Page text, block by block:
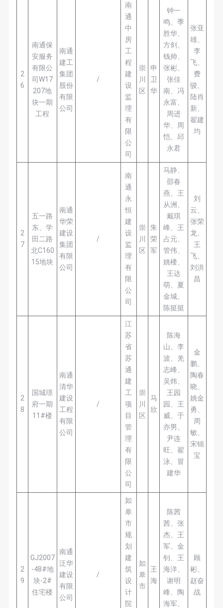
2
6
南通保
安服务
有限公
司W17
207地
块一期
工程
南通
建工
集团
股份
有限
公司
/
南
通
中
房
工
程
建
设
监
理
有
限
公
司
崇
川
区
申
卫
华
钟一
鸣、季
胜华、
方剑、
钱帅、
张彬、
张佳
南、冯
永富、
周进
华、周
恺、邱
永君
张亚
雄、
李
飞、
费
骏、
陆肖
新、
翟建
均
2
7
五一路
东、学
田二路
北C160
15地块
南通
华荣
建设
集团
有限
公司
/
南
通
永
恒
建
设
监
理
有
限
公
司
崇
川
区
朱
荣
军
马静、
邵春
燕、王
从洲、
戴琪
峰、王
占元、
管伟、
姚楼、
王达
萌、夏
金城、
陈挺挺
刘
云、
张荣
龙、
王
飞、
刘洪
昌
2
8
国城璟
府一期
11#楼
南通
清华
建设
工程
有限
公司
/
江
苏
省
苏
通
建
工
项
目
管
理
有
限
公
司
崇
川
区
马
欣
陈海
山、李
波、羌
志峰、
吴炜、
王园
园、王
威、于
亦男、
尹连
旺、翟
泳、冒
建华
金
鹏、
陶春
晓、
姚金
勇、
周
敏、
宋锦
宝
2
9
GJ2007
-48#地
块-2#
住宅楼
南通
泛华
建设
有限
公司
/
如
皋
市
规
划
建
筑
设
计
院
如
皋
市
王
海
陈茜
茜、张
杰、王
军、金
钊、王
海洋、
谢明
峰、陶
海军、
顾
彬、
赵奋
战